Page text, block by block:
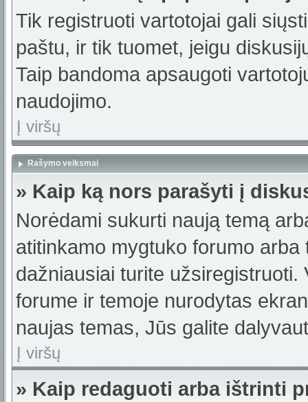
Tik registruoti vartotojai gali
paštu, ir tik tuomet, jeigu
Taip bandoma apsaugoti
naudojimo.
Į viršų
Rašymo veiksmai
» Kaip ką nors parašyti į
Norėdami sukurti naują temą
atitinkamo mygtuko forumo
dažniausiai turite
forume ir temoje nurodytas
naujas temas, Jūs galite
Į viršų
» Kaip redaguoti arba ištrinti